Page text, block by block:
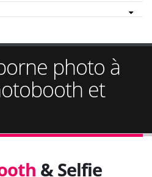
photo à
et
& Selfie